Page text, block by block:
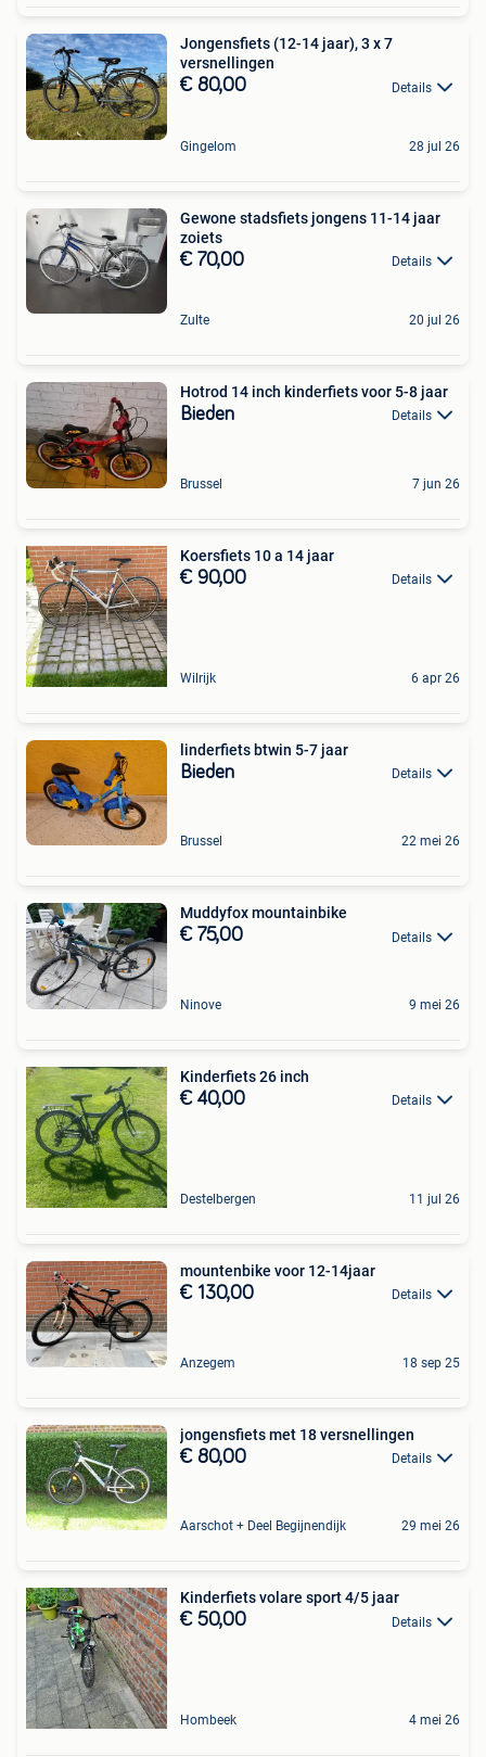
Jongensfiets (12-14 jaar), 3 x 7
versnellingen
€ 80,00 Details
Gingelom 28 jul 26
Gewone stadsfiets jongens 11-14 jaar
zoiets
€ 70,00 Details
Zulte 20 jul 26
Hotrod 14 inch kinderfiets voor 5-8 jaar
Bieden Details
Brussel 7 jun 26
Koersfiets 10 a 14 jaar
€ 90,00 Details
Wilrijk 6 apr 26
linderfiets btwin 5-7 jaar
Bieden Details
Brussel 22 mei 26
Muddyfox mountainbike
€ 75,00 Details
Ninove 9 mei 26
Kinderfiets 26 inch
€ 40,00 Details
Destelbergen 11 jul 26
mountenbike voor 12-14jaar
€ 130,00 Details
Anzegem 18 sep 25
jongensfiets met 18 versnellingen
€ 80,00 Details
Aarschot + Deel Begijnendijk 29 mei 26
Kinderfiets volare sport 4/5 jaar
€ 50,00 Details
Hombeek 4 mei 26